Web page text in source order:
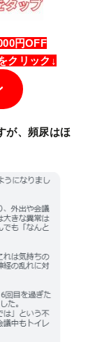
円OFF
クリック↓
が、頻尿はほ